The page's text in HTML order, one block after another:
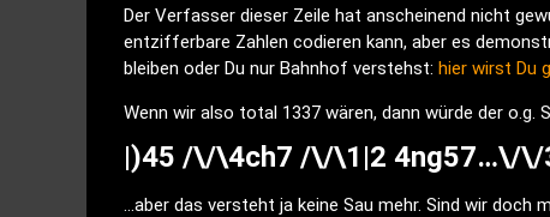
Der Verfasser dieser Zeile hat anscheinend nicht
entzifferbare Zahlen codieren kann, aber es
bleiben oder Du nur Bahnhof verstehst: hier wirst Du
Wenn wir also total 1337 wären, dann würde der o.g.
|)45 /\/\4ch7 /\/\1|2 4ng57…\/
…aber das versteht ja keine Sau mehr. Sind wir doch